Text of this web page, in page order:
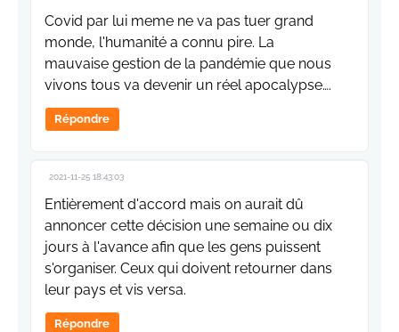
Covid par lui meme ne va pas tuer grand
monde, l'humanité a connu pire. La
mauvaise gestion de la pandémie que nous
vivons tous va devenir un réel apocalypse….
Répondre
2021-11-25 18:43:03
Entièrement d'accord mais on aurait dû
annoncer cette décision une semaine ou dix
jours à l'avance afin que les gens puissent
s'organiser. Ceux qui doivent retourner dans
leur pays et vis versa.
Répondre